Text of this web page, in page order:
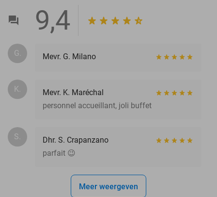
9,4
G. Mevr. G. Milano
K.
Mevr. K. Maréchal
personnel accueillant, joli buffet
S.
Dhr. S. Crapanzano
parfait 😉
Meer weergeven